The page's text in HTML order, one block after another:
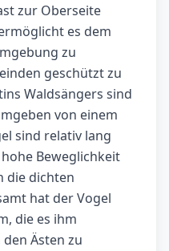
zur Oberseite
es dem
zu
geschützt zu
Waldsängers sind
von einem
sind relativ lang
Beweglichkeit
die dichten
hat der Vogel
die es ihm
Ästen zu